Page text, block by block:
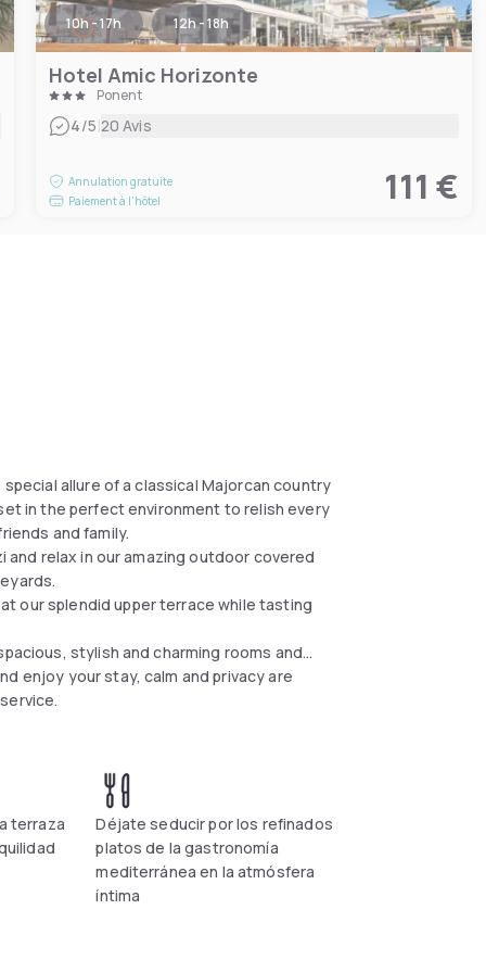
10h - 17h 12h - 18h
Hotel Amic Horizonte
Ponent
4/5|20 Avis
Annulation gratuite
Paiement à l'hôtel
111 €
allure of a classical Majorcan country
in the perfect environment to relish every
and family.
relax in our amazing outdoor covered
our splendid upper terrace while tasting
stylish and charming rooms and
enjoy your stay, calm and privacy are
terraza
Déjate seducir por los refinados
platos de la gastronomía
mediterránea en la atmósfera
íntima